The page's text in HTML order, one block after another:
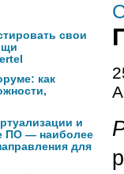
свои
как
и
ПО — наиболее
для